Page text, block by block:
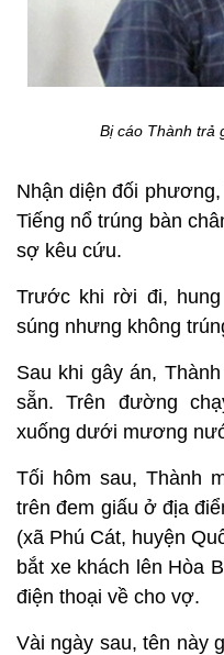
Bị cáo Thành trả
Nhận diện đối
Tiếng nổ trúng bàn
sợ kêu cứu.
Trước khi rời đi,
súng nhưng không
Sau khi gây án,
sẵn. Trên đường
xuống dưới mương
Tối hôm sau, Thành
trên đem giấu ở địa
(xã Phú Cát, huyện
bắt xe khách lên Hòa
điện thoại về cho vợ.
Vài ngày sau, tên này